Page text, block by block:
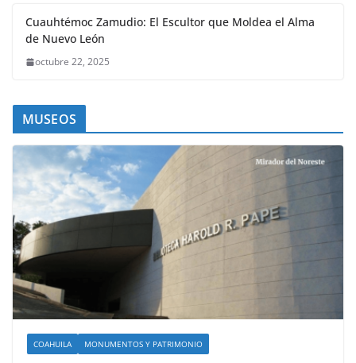
Cuauhtémoc Zamudio: El Escultor que Moldea el Alma
de Nuevo León
octubre 22, 2025
MUSEOS
COAHUILA MONUMENTOS Y PATRIMONIO